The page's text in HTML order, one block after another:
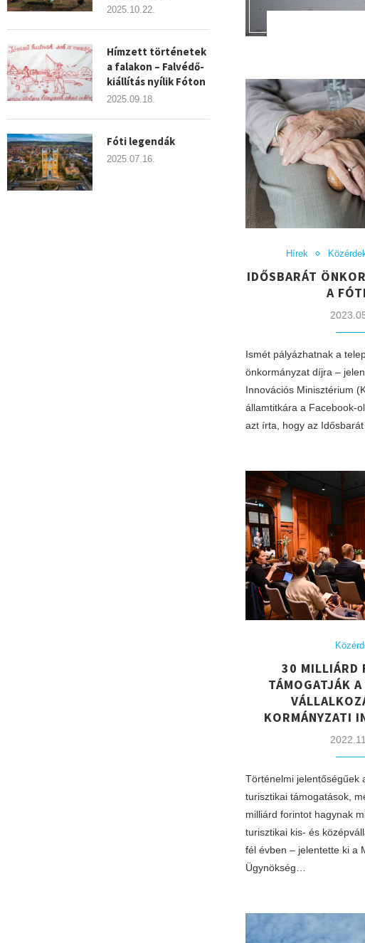
Hírek
IDŐSBARÁT
A
Ismét pályázhatnak a
önkormányzat díjra –
Innovációs Minisztérium
államtitkára a Facebook-
azt írta, hogy az
30 MILLIÁRD
TÁMOGATJÁK
KORMÁNYZATI
Történelmi jelentőségűek
turisztikai támogatások,
milliárd forintot hagynak
turisztikai kis- és
fél évben – jelentette ki a
Ügynökség…
2025.10.22.
Hímzett történetek
a falakon – Falvédő-
kiállítás nyílik Fóton
2025.09.18.
Fóti legendák
2025.07.16.